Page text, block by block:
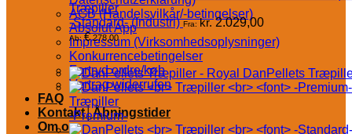
AGB (Handelsvilkår/-betingelser)
Absolut App
Impressum (Virksomhedsoplysninger)
Konkurrencebetingelser
Fortryd ordre/køb
Vertrag widerrufen
FAQ
Kontakt│Åbningstider
Om os
Træpiller
-Standard- (Industri)Fra: kr.2.029,00
Ab:€278,00
DanPellets
Træpiller
-Premium-